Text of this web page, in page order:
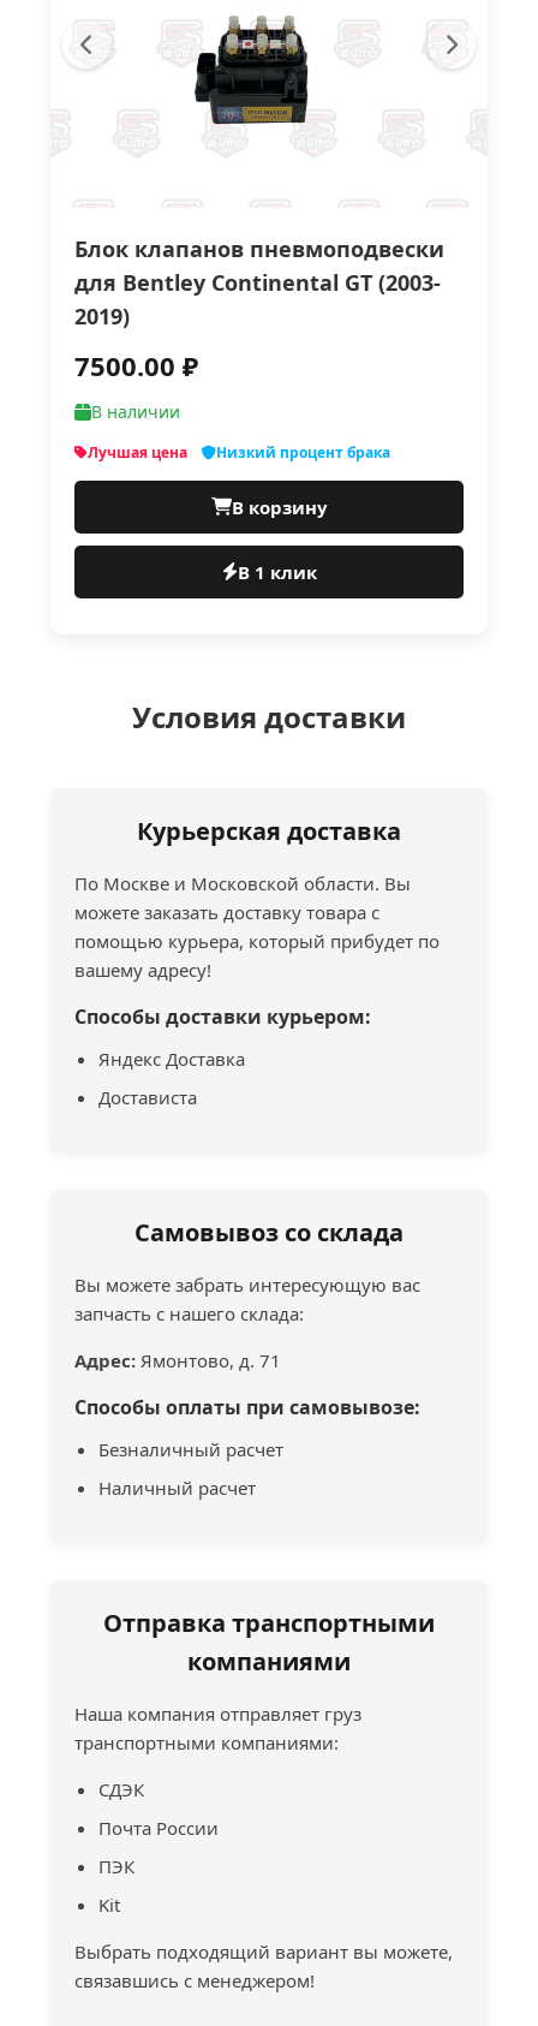
Блок клапанов пневмоподвески
для Bentley Continental GT (2003-
2019)
7500.00 ₽
В наличии
Лучшая цена Низкий процент брака
В корзину
В 1 клик
Условия доставки
Курьерская доставка
По Москве и Московской области. Вы
можете заказать доставку товара с
помощью курьера, который прибудет по
вашему адресу!
Способы доставки курьером:
Яндекс Доставка
Достависта
Самовывоз со склада
Вы можете забрать интересующую вас
запчасть с нашего склада:
Адрес: Ямонтово, д. 71
Способы оплаты при самовывозе:
Безналичный расчет
Наличный расчет
Отправка транспортными
компаниями
Наша компания отправляет груз
транспортными компаниями:
СДЭК
Почта России
ПЭК
Kit
Выбрать подходящий вариант вы можете,
связавшись с менеджером!